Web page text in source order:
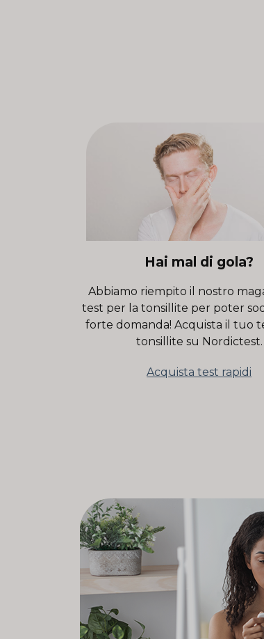
Hai mal di gola?
Abbiamo riempito il nostro
test per la tonsillite per poter
forte domanda! Acquista il tuo
tonsillite su Nordictest.
Acquista test rapidi